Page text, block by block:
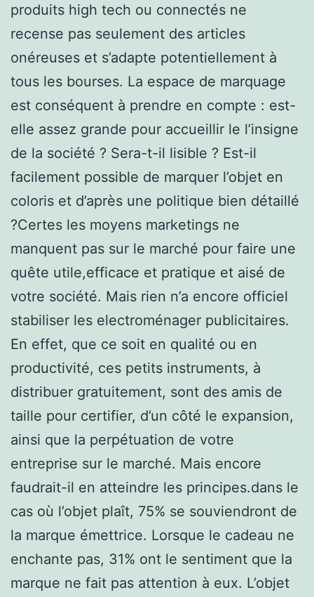
produits high tech ou connectés ne
recense pas seulement des articles
onéreuses et s’adapte potentiellement à
tous les bourses. La espace de marquage
est conséquent à prendre en compte : est-
elle assez grande pour accueillir le l’insigne
de la société ? Sera-t-il lisible ? Est-il
facilement possible de marquer l’objet en
coloris et d’après une politique bien détaillé
?Certes les moyens marketings ne
manquent pas sur le marché pour faire une
quête utile,efficace et pratique et aisé de
votre société. Mais rien n’a encore officiel
stabiliser les electroménager publicitaires.
En effet, que ce soit en qualité ou en
productivité, ces petits instruments, à
distribuer gratuitement, sont des amis de
taille pour certifier, d’un côté le expansion,
ainsi que la perpétuation de votre
entreprise sur le marché. Mais encore
faudrait-il en atteindre les principes.dans le
cas où l’objet plaît, 75% se souviendront de
la marque émettrice. Lorsque le cadeau ne
enchante pas, 31% ont le sentiment que la
marque ne fait pas attention à eux. L’objet